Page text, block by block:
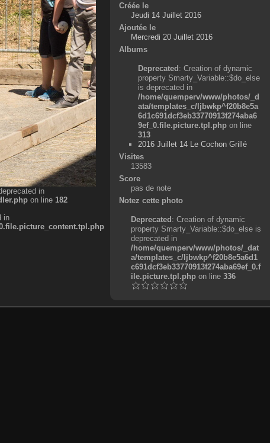
in
on line 182
in
Créée le
Jeudi 14 Juillet 2016
Ajoutée le
Mercredi 20 Juillet 2016
Albums
Deprecated: Creation of dynamic
property Smarty_Variable::$do_else
is deprecated in
/home/quemperv/www/photos/_d
ata/templates_c/ljbwkp^f20b8e5a
6d1c691dcf3eb33770913f274aba6
9ef_0.file.picture.tpl.php on line
313
2016 Juillet 14 Le Cochon Grillé
Visites
13583
Score
pas de note
Notez cette photo
Deprecated: Creation of dynamic
property Smarty_Variable::$do_else is
deprecated in
/home/quemperv/www/photos/_dat
a/templates_c/ljbwkp^f20b8e5a6d1
c691dcf3eb33770913f274aba69ef_0.f
ile.picture.tpl.phpon line 336